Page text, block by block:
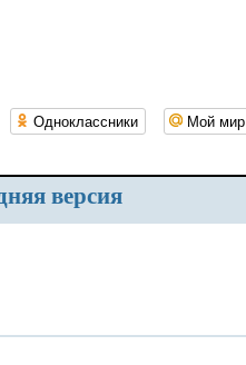
Одноклассники Мой мир
версия